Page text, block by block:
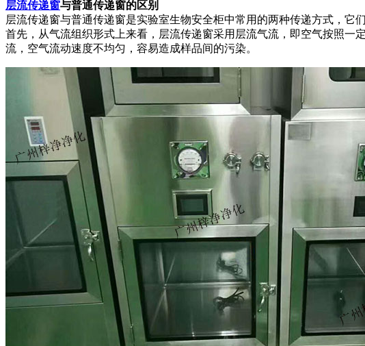
层流传递窗与普通传递窗的区别
层流传递窗与普通传递窗是实验室生物安全柜中常用的两种传递方式，它
首先，从气流组织形式上来看，层流传递窗采用层流气流，即空气按照
流，空气流动速度不均匀，容易造成样品间的污染。